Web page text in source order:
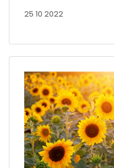
25 10 2022